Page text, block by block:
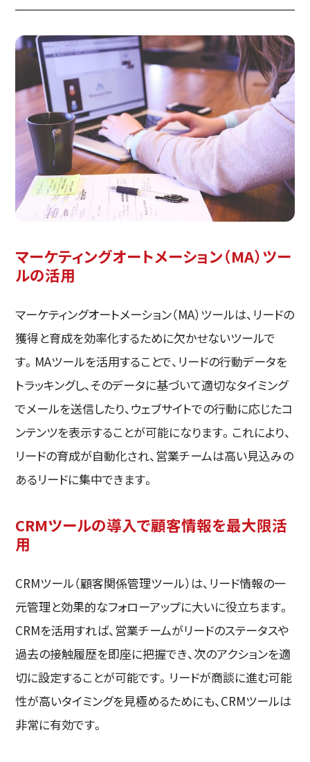
マーケティングオートメーション（MA）ツー
ルの活用
マーケティングオートメーション（MA）ツールは、リードの
獲得と育成を効率化するために欠かせないツールで
す。MAツールを活用することで、リードの行動データを
トラッキングし、そのデータに基づいて適切なタイミング
でメールを送信したり、ウェブサイトでの行動に応じたコ
ンテンツを表示することが可能になります。これにより、
リードの育成が自動化され、営業チームは高い見込みの
あるリードに集中できます。
CRMツールの導入で顧客情報を最大限活
用
CRMツール（顧客関係管理ツール）は、リード情報の一
元管理と効果的なフォローアップに大いに役立ちます。
CRMを活用すれば、営業チームがリードのステータスや
過去の接触履歴を即座に把握でき、次のアクションを適
切に設定することが可能です。リードが商談に進む可能
性が高いタイミングを見極めるためにも、CRMツールは
非常に有効です。